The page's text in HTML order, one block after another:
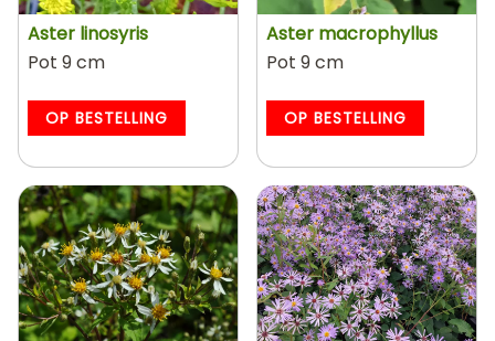
Aster linosyris
Pot 9 cm
OP BESTELLING
Aster macrophyllus
Pot 9 cm
OP BESTELLING